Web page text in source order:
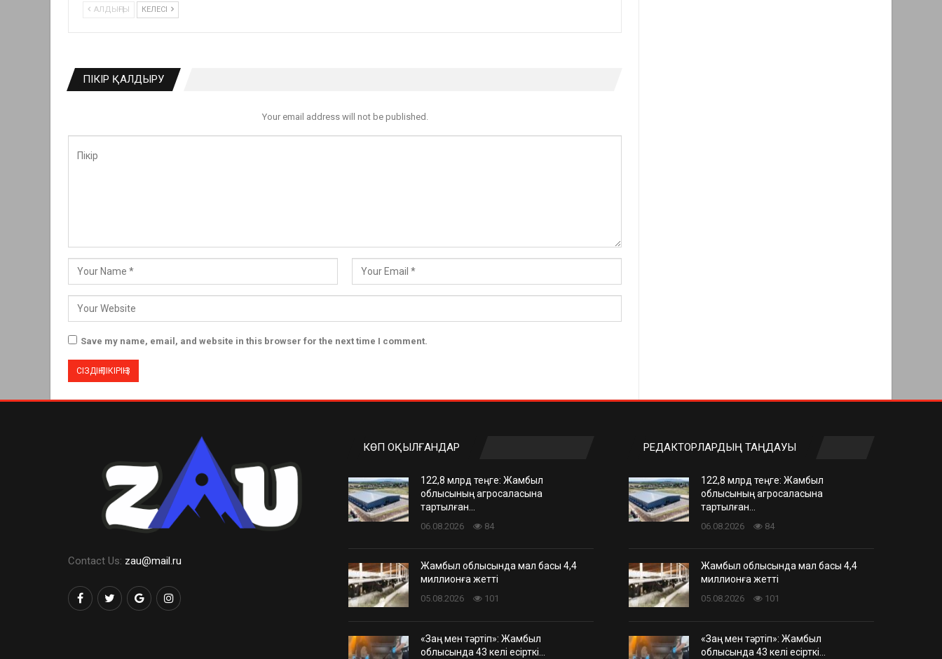
АЛДЫҢҒЫ КЕЛЕСІ
ПІКІР ҚАЛДЫРУ
Your email address will not be published.
Save my name, email, and website in this browser for the next time I comment.
Contact Us: zau@mail.ru
КӨП ОҚЫЛҒАНДАР
122,8 млрд теңге: Жамбыл
облысының агросаласына
тартылған…
06.08.2026 84
Жамбыл облысында мал басы 4,4
миллионға жетті
05.08.2026 101
«Заң мен тәртіп»: Жамбыл
облысында 43 келі есірткі…
РЕДАКТОРЛАРДЫҢ ТАҢДАУЫ
122,8 млрд теңге: Жамбыл
облысының агросаласына
тартылған…
06.08.2026 84
Жамбыл облысында мал басы 4,4
миллионға жетті
05.08.2026 101
«Заң мен тәртіп»: Жамбыл
облысында 43 келі есірткі…